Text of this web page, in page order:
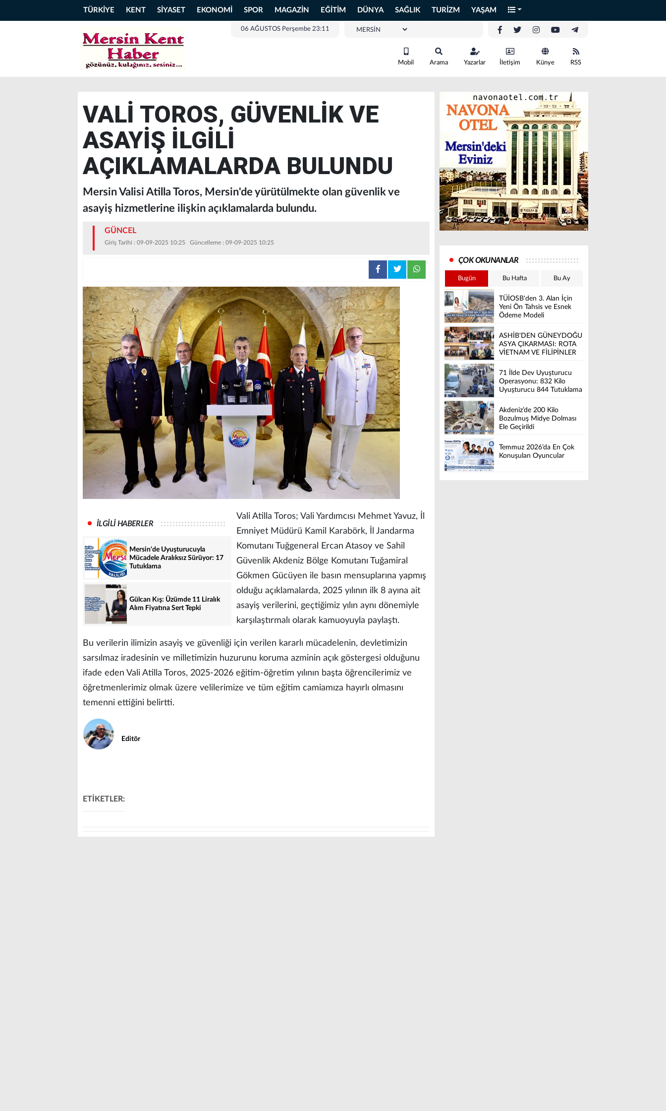
TÜRKİYE KENT SİYASET EKONOMİ SPOR MAGAZİN EĞİTİM DÜNYA SAĞLIK TURİZM YAŞAM
06 AĞUSTOS Perşembe 23:11
Mobil Arama Yazarlar İletişim Künye RSS
VALİ TOROS, GÜVENLİK VE
ASAYİŞ İLGİLİ
AÇIKLAMALARDA BULUNDU
Mersin Valisi Atilla Toros, Mersin'de yürütülmekte olan güvenlik ve
asayiş hizmetlerine ilişkin açıklamalarda bulundu.
GÜNCEL
Giriş Tarihi : 09-09-2025 10:25 Güncelleme : 09-09-2025 10:25
İLGİLİ HABERLER
Mersin'de Uyuşturucuyla
Mücadele Aralıksız Sürüyor: 17
Tutuklama
Gülcan Kış: Üzümde 11 Liralık
Alım Fiyatına Sert Tepki
Vali Atilla Toros; Vali Yardımcısı Mehmet Yavuz, İl
Emniyet Müdürü Kamil Karabörk, İl Jandarma
Komutanı Tuğgeneral Ercan Atasoy ve Sahil
Güvenlik Akdeniz Bölge Komutanı Tuğamiral
Gökmen Gücüyen ile basın mensuplarına yapmış
olduğu açıklamalarda, 2025 yılının ilk 8 ayına ait
asayiş verilerini, geçtiğimiz yılın aynı dönemiyle
karşılaştırmalı olarak kamuoyuyla paylaştı.
Bu verilerin ilimizin asayiş ve güvenliği için verilen kararlı mücadelenin, devletimizin
sarsılmaz iradesinin ve milletimizin huzurunu koruma azminin açık göstergesi olduğunu
ifade eden Vali Atilla Toros, 2025-2026 eğitim-öğretim yılının başta öğrencilerimiz ve
öğretmenlerimiz olmak üzere velilerimize ve tüm eğitim camiamıza hayırlı olmasını
temenni ettiğini belirtti.
Editör
ETİKETLER:
ÇOK OKUNANLAR
Bugün Bu Hafta Bu Ay
TÜİOSB'den 3. Alan İçin
Yeni Ön Tahsis ve Esnek
Ödeme Modeli
ASHİB'DEN GÜNEYDOĞU
ASYA ÇIKARMASI: ROTA
VİETNAM VE FİLİPİNLER
71 İlde Dev Uyuşturucu
Operasyonu: 832 Kilo
Uyuşturucu 844 Tutuklama
Akdeniz’de 200 Kilo
Bozulmuş Midye Dolması
Ele Geçirildi
Temmuz 2026’da En Çok
Konuşulan Oyuncular